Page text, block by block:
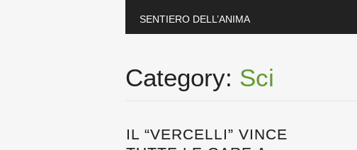
SENTIERO DELL’ANIMA
Category: Sci
IL “VERCELLI” VINCE